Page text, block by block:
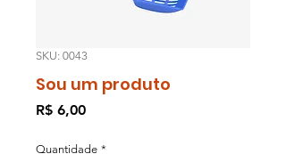
SKU: 0043
Sou um produto
R$ 6,00Preço
Quantidade *